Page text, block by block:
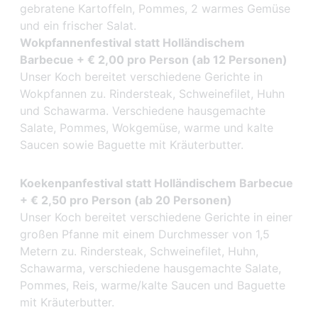
gebratene Kartoffeln, Pommes, 2 warmes Gemüse
und ein frischer Salat.
Wokpfannenfestival statt Holländischem
Barbecue + € 2,00 pro Person (ab 12 Personen)
Unser Koch bereitet verschiedene Gerichte in
Wokpfannen zu. Rindersteak, Schweinefilet, Huhn
und Schawarma. Verschiedene hausgemachte
Salate, Pommes, Wokgemüse, warme und kalte
Saucen sowie Baguette mit Kräuterbutter.
Koekenpanfestival statt Holländischem Barbecue
+ € 2,50 pro Person (ab 20 Personen)
Unser Koch bereitet verschiedene Gerichte in einer
großen Pfanne mit einem Durchmesser von 1,5
Metern zu. Rindersteak, Schweinefilet, Huhn,
Schawarma, verschiedene hausgemachte Salate,
Pommes, Reis, warme/kalte Saucen und Baguette
mit Kräuterbutter.